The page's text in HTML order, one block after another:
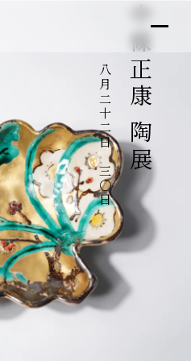
中條正康 陶展
八月二十二日～三〇日